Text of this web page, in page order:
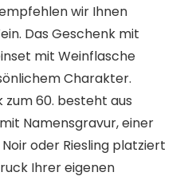
wir Ihnen
Das Geschenk mit
mit Weinflasche
Charakter.
60. besteht aus
Namensgravur, einer
oder Riesling platziert
Ihrer eigenen